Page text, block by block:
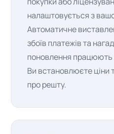
налаштовується з
Автоматичне
збоїв платежів та
поновлення працюють
Ви встановлюєте
про решту.